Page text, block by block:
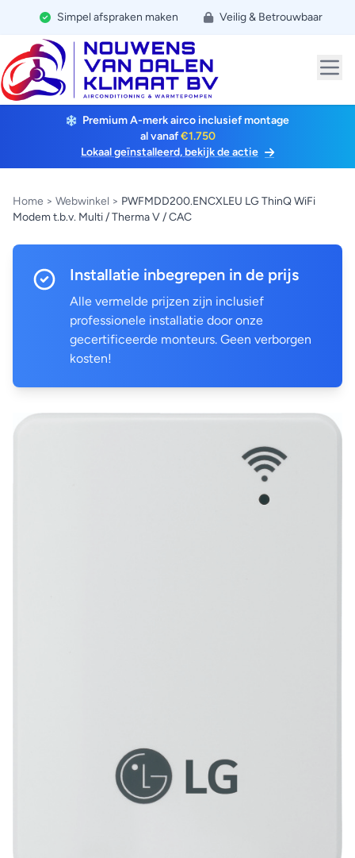
Simpel afspraken maken Veilig & Betrouwbaar
Premium A-merk airco inclusief montage
al vanaf€1.750
Lokaal geïnstalleerd, bekijk de actie
Home > Webwinkel > PWFMDD200.ENCXLEU LG ThinQ WiFi
Modem t.b.v. Multi / Therma V / CAC
Installatie inbegrepen in de prijs
Alle vermelde prijzen zijn inclusief
professionele installatie door onze
gecertificeerde monteurs. Geen verborgen
kosten!